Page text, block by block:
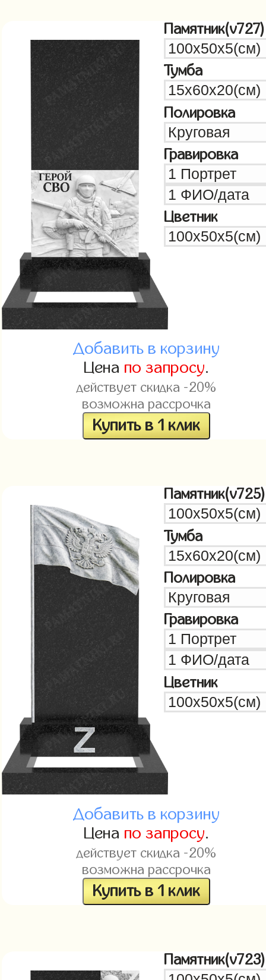
Памятник(v727)
Тумба
Полировка
Гравировка
Цветник
Добавить в корзину
Цена по запросу.
действует скидка -20%
возможна рассрочка
Купить в 1 клик
Памятник(v725)
Тумба
Полировка
Гравировка
Цветник
Добавить в корзину
Цена по запросу.
действует скидка -20%
возможна рассрочка
Купить в 1 клик
Памятник(v723)